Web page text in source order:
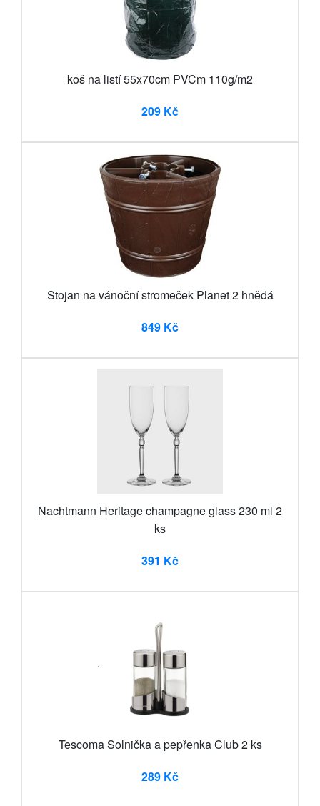
koš na listí 55x70cm PVCm 110g/m2
209 Kč
Stojan na vánoční stromeček Planet 2 hnědá
849 Kč
Nachtmann Heritage champagne glass 230 ml 2
ks
391 Kč
Tescoma Solnička a pepřenka Club 2 ks
289 Kč